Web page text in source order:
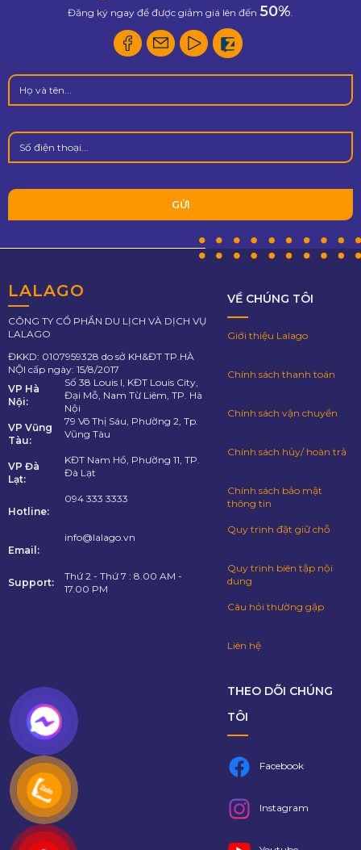
Đăng ký ngay để được giảm giá lên đến 50%.
LALAGO
CÔNG TY CỔ PHẦN DU LỊCH VÀ DỊCH VỤ
LALAGO
ĐKKD: 0107959328 do sở KH&ĐT TP.HÀ
NỘI cấp ngày: 15/8/2017
VP Hà
Nội:
Số 38 Louis I, KĐT Louis City,
Đại Mỗ, Nam Từ Liêm, TP. Hà
Nội
VP Vũng
Tàu:
79 Võ Thị Sáu, Phường 2, Tp.
Vũng Tàu
VP Đà
Lạt:
KĐT Nam Hồ, Phường 11, TP.
Đà Lạt
Hotline:
094 333 3333
Email:
info@lalago.vn
Support:
Thứ 2 - Thứ 7 : 8.00 AM -
17.00 PM
VỀ CHÚNG TÔI
Giới thiệu Lalago
Chính sách thanh toán
Chính sách vận chuyển
Chính sách hủy/ hoàn trả
Chính sách bảo mật
thông tin
Quy trình đặt giữ chỗ
Quy trình biên tập nội
dung
Câu hỏi thường gặp
Liên hệ
THEO DÕI CHÚNG
TÔI
Facebook
Instagram